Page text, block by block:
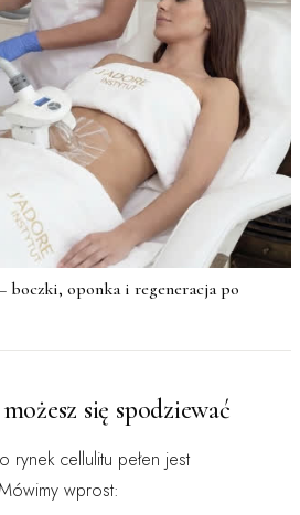
boczki, oponka i regeneracja po
się spodziewać
rynek cellulitu pełen jest
wprost: